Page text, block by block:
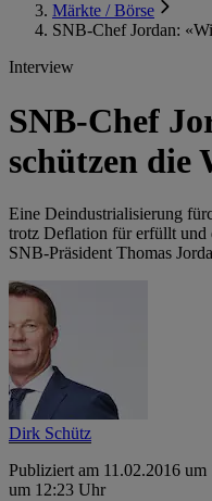
Märkte / Börse
SNB-Chef Jordan:
Interview
SNB-Chef
schützen die
Eine Deindustrialisierung
trotz Deflation für erfüllt und
SNB-Präsident Thomas
Dirk Schütz
Publiziert am 11.02.2016
um 12:23 Uhr